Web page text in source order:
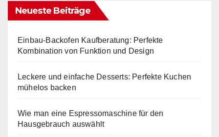
Neueste Beiträge
Einbau-Backofen Kaufberatung: Perfekte
Kombination von Funktion und Design
Leckere und einfache Desserts: Perfekte Kuchen
mühelos backen
Wie man eine Espressomaschine für den
Hausgebrauch auswählt